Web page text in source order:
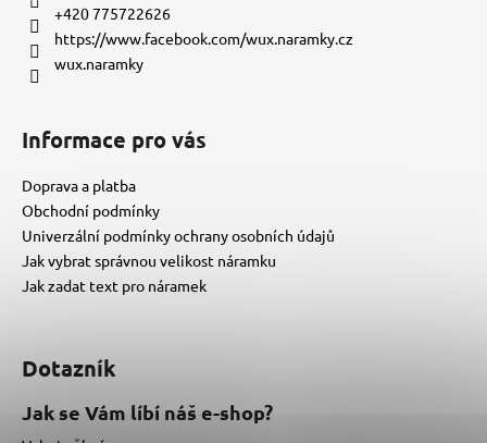
+420 775722626
https://www.facebook.com/wux.naramky.cz
wux.naramky
Informace pro vás
Doprava a platba
Obchodní podmínky
Univerzální podmínky ochrany osobních údajů
Jak vybrat správnou velikost náramku
Jak zadat text pro náramek
Dotazník
Jak se Vám líbí náš e-shop?